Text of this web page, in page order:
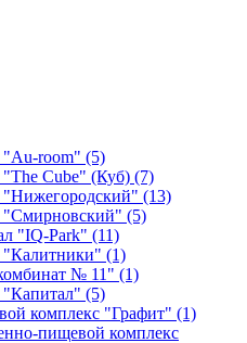
"Au-room" (5)
"The Cube" (Куб) (7)
"Нижегородский" (13)
"Смирновский" (5)
"IQ-Park" (11)
"Калитники" (1)
№ 11" (1)
"Капитал" (5)
комплекс "Графит" (1)
пищевой комплекс